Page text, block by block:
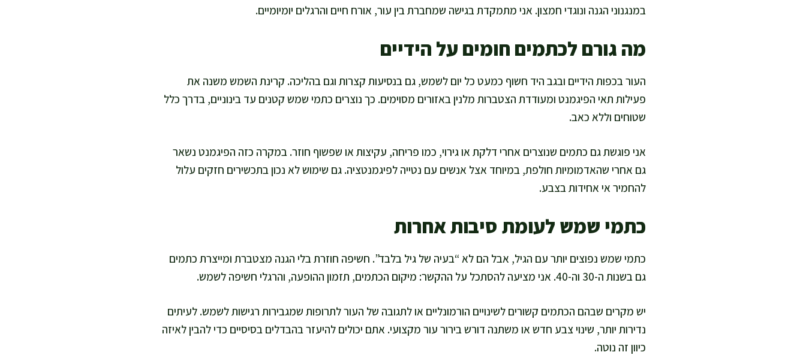
במנגנוני הגנה ונוגדי חמצון. אני מתמקדת בגישה שמחברת בין עור, אורח חיים והרגלים יומיומיים.
מה גורם לכתמים חומים על הידיים
העור בכפות הידיים ובגב היד חשוף כמעט כל יום לשמש, גם בנסיעות קצרות וגם בהליכה. קרינת השמש משנה את
פעילות תאי הפיגמנט ומעודדת הצטברות מלנין באזורים מסוימים. כך נוצרים כתמי שמש קטנים עד בינוניים, בדרך כלל
שטוחים וללא כאב.
אני פוגשת גם כתמים שנוצרים אחרי דלקת או גירוי, כמו פריחה, עקיצות או שפשוף חוזר. במקרה כזה הפיגמנט נשאר
גם אחרי שהאדמומיות חולפת, במיוחד אצל אנשים עם נטייה לפיגמנטציה. גם שימוש לא נכון בתכשירים חזקים עלול
להחמיר אי אחידות בצבע.
כתמי שמש לעומת סיבות אחרות
כתמי שמש נפוצים יותר עם הגיל, אבל הם לא “בעיה של גיל בלבד”. חשיפה חוזרת בלי הגנה מצטברת ומייצרת כתמים
גם בשנות ה-30 וה-40. אני מציעה להסתכל על ההקשר: מיקום הכתמים, תזמון ההופעה, והרגלי חשיפה לשמש.
יש מקרים שבהם הכתמים קשורים לשינויים הורמונליים או לתגובה של העור לתרופות שמגבירות רגישות לשמש. לעיתים
נדירות יותר, שינוי צבע חדש או משתנה דורש בירור עור מקצועי. אתם יכולים להיעזר בהבדלים בסיסיים כדי להבין לאיזה
כיוון זה נוטה.